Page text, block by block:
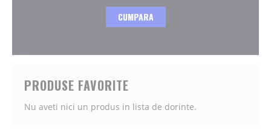
CUMPARA
PRODUSE FAVORITE
Nu aveti nici un produs in lista de dorinte.